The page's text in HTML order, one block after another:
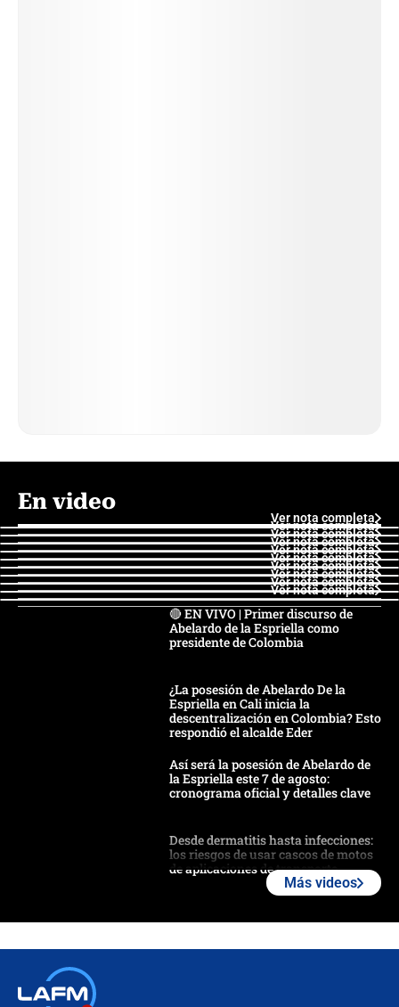
En video
Ver nota completa
Ver nota completa
Ver nota completa
Ver nota completa
Ver nota completa
Ver nota completa
Ver nota completa
Ver nota completa
Ver nota completa
Ver nota completa
🔴 EN VIVO | Primer discurso de
Abelardo de la Espriella como
presidente de Colombia
¿La posesión de Abelardo De la
Espriella en Cali inicia la
descentralización en Colombia? Esto
respondió el alcalde Eder
Así será la posesión de Abelardo de
la Espriella este 7 de agosto:
cronograma oficial y detalles clave
Desde dermatitis hasta infecciones:
los riesgos de usar cascos de motos
de aplicaciones de transporte
Más videos